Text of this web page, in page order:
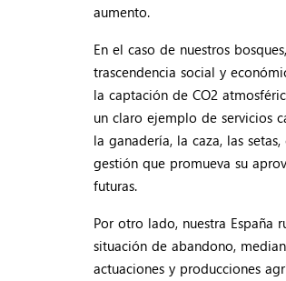
aumento.
En el caso de nuestros
trascendencia social y
la captación de CO2
un claro ejemplo de servicios
la ganadería, la caza, las
gestión que promueva su
futuras.
Por otro lado, nuestra España
situación de abandono,
actuaciones y producciones